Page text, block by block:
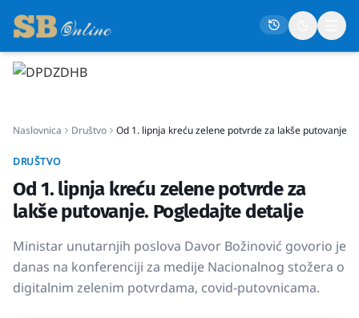
Društvo
Politika
Gospodarstvo
Život
Crna kronika
Sport
Naslovnica Društvo Od 1. lipnja kreću zelene potvrde za lakše putovanje.
DRUŠTVO
Od 1. lipnja kreću zelene potvrde za
lakše putovanje. Pogledajte detalje
Ministar unutarnjih poslova Davor Božinović govorio je
danas na konferenciji za medije Nacionalnog stožera o
digitalnim zelenim potvrdama, covid-putovnicama.